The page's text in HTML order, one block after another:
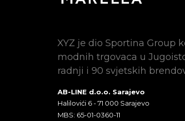
XYZ je dio Sportina Group
modnih trgovaca u
radnji i 90 svjetskih
AB-LINE d.o.o. Sarajevo
Halilovići 6 - 71 000 Sarajevo
MBS: 65-01-0360-11